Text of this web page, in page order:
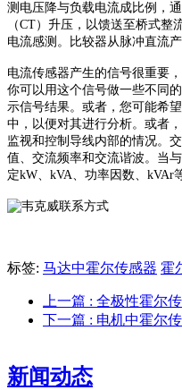
测电压降与负载电流成比例，
（CT）升压，以馈送至桥式整
电流感测。比较器从脉冲直流产
电流传感器产生的信号很重要
你可以用这个信号做一些不同
示信号结果。或者，您可能希
中，以便对其进行分析。或者
监视和控制导线内部的情况。
值、交流频率和交流谐波。当
定kW、 kVA、功率因数、 kVAr
标签: 马达中霍尔传感器 霍
上一篇 : 全极性霍尔
下一篇 : 电机中霍尔
新闻动态